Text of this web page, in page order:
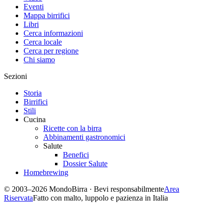
Eventi
Mappa birrifici
Libri
Cerca informazioni
Cerca locale
Cerca per regione
Chi siamo
Sezioni
Storia
Birrifici
Stili
Cucina
Ricette con la birra
Abbinamenti gastronomici
Salute
Benefici
Dossier Salute
Homebrewing
© 2003–2026 MondoBirra · Bevi responsabilmenteArea
RiservataFatto con malto, luppolo e pazienza in Italia